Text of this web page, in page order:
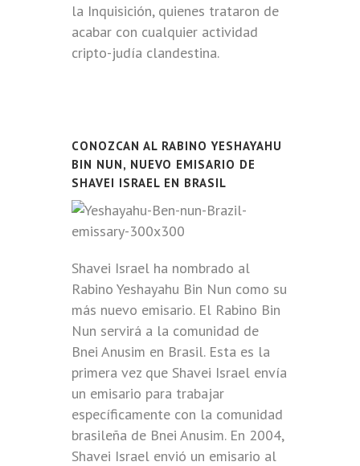
la Inquisición, quienes trataron de
acabar con cualquier actividad
cripto-judía clandestina.
CONOZCAN AL RABINO YESHAYAHU
BIN NUN, NUEVO EMISARIO DE
SHAVEI ISRAEL EN BRASIL
Shavei Israel ha nombrado al
Rabino Yeshayahu Bin Nun como su
más nuevo emisario. El Rabino Bin
Nun servirá a la comunidad de
Bnei Anusim en Brasil. Esta es la
primera vez que Shavei Israel envía
un emisario para trabajar
específicamente con la comunidad
brasileña de Bnei Anusim. En 2004,
Shavei Israel envió un emisario al